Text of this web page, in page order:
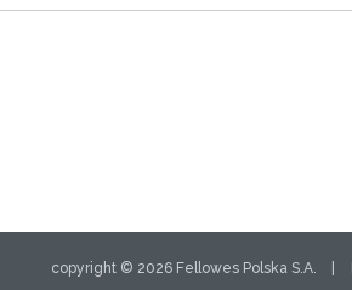
copyright © 2026 Fellowes Polska S.A. |